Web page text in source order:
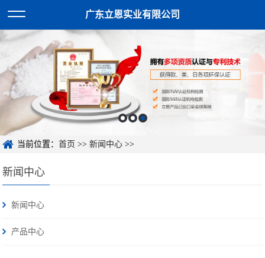
广东立恩实业有限公司
当前位置：首页 >>新闻中心 >>
新闻中心
新闻中心
产品中心